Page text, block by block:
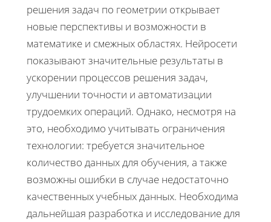
решения задач по геометрии открывает
новые перспективы и возможности в
математике и смежных областях. Нейросети
показывают значительные результаты в
ускорении процессов решения задач,
улучшении точности и автоматизации
трудоемких операций. Однако, несмотря на
это, необходимо учитывать ограничения
технологии: требуется значительное
количество данных для обучения, а также
возможны ошибки в случае недостаточно
качественных учебных данных. Необходима
дальнейшая разработка и исследование для